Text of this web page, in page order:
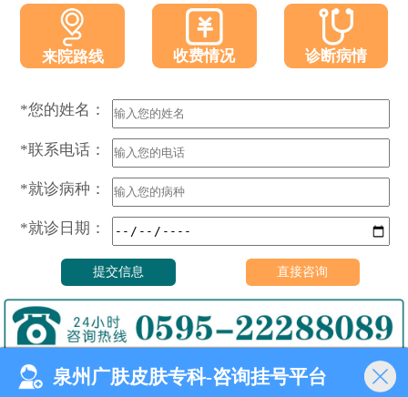
来院路线 收费情况 诊断病情
*您的姓名：
*联系电话：
*就诊病种：
*就诊日期：
门诊时间（无假日医院）
泉州广肤皮肤专科-咨询挂号平台